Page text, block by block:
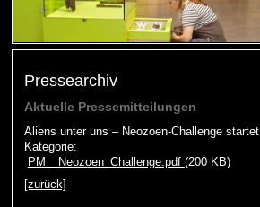
Pressearchiv
Aktuelle Pressemitteilungen
Aliens unter uns – Neozoen-Challenge startet
Kategorie:
PM__Neozoen_Challenge.pdf (200 KB)
[zurück]